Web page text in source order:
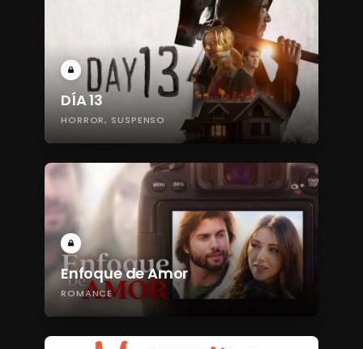
DÍA 13
HORROR SUSPENSO
Enfoque de Amor
ROMANCE